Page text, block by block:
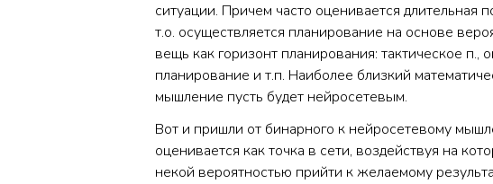
ситуации. Причем часто оценивается длительная
т.о. осуществляется планирование на основе
вещь как горизонт планирования: тактическое п.,
планирование и т.п. Наиболее близкий
мышление пусть будет нейросетевым.
Вот и пришли от бинарного к нейросетевому
оценивается как точка в сети, воздействуя на
некой вероятностью прийти к желаемому